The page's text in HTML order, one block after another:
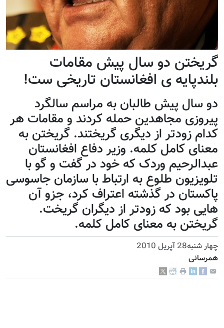
گریختن دو سال پیش مقامات
بلندپایه ی افغانستان تاريخی ست!
دو سال پیش طالبان به مراسم سالگرد
پيروزی مجاهدين حمله کردند و مقامات هر
کدام زودتر از ديگری گريختند. گريختن به
معنای کامل کلمه. وزير دفاع افغانستان
عبدالرحیم وردک که خود در گفت و گو با
تلويزيون طلوع به ارتباط با سازمان جاسوسی
پاکستان در گذشته اعتراف کرد، جزو آن
هایی بود که زودتر از ديگران گريخت.
گريختن به معنای کامل کلمه.
چهار شنبه28 آپریل 2010
همرسانی